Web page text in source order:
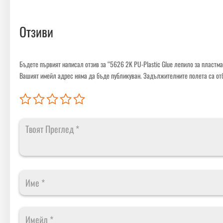
Отзиви
Бъдете първият написал отзив за “5626 2K PU-Plastic Glue лепило за
Вашият имейл адрес няма да бъде публикуван.Задължителните полета са